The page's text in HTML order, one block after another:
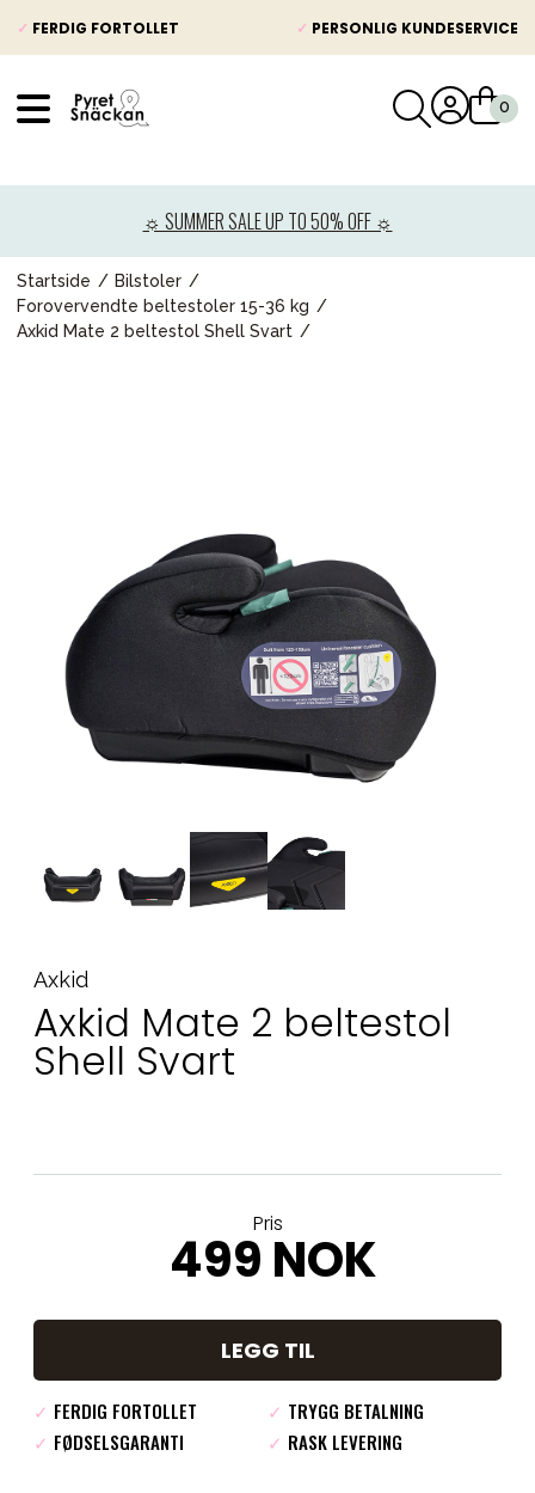
✓ FERDIG FORTOLLET ✓ PERSONLIG KUNDESERVICE
☼ SUMMER SALE UP TO 50% OFF ☼
Startside
Bilstoler
Forovervendte beltestoler 15-36 kg
Axkid Mate 2 beltestol Shell Svart
Axkid
Axkid Mate 2 beltestol
Shell Svart
Pris
499 NOK
LEGG TIL
✓ FERDIG FORTOLLET ✓ TRYGG BETALNING
✓ FØDSELSGARANTI ✓ RASK LEVERING
Barnevogner
Babypakke
Tilbehør
Reservedeler
Kampanjer
Tips om gaver
Våre favoritter
Varemerker
Sol og bading Outlet